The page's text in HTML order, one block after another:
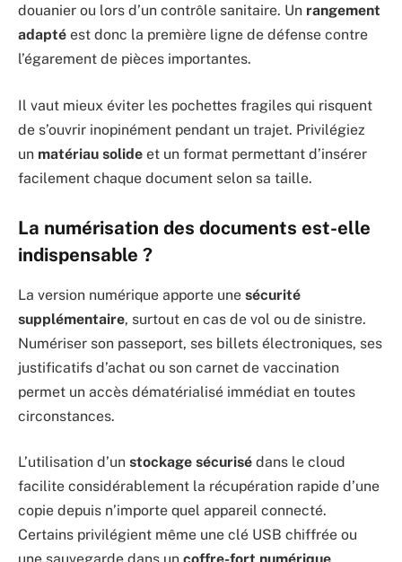
douanier ou lors d’un contrôle sanitaire. Un rangement
adapté est donc la première ligne de défense contre
l’égarement de pièces importantes.
Il vaut mieux éviter les pochettes fragiles qui risquent
de s’ouvrir inopinément pendant un trajet. Privilégiez
un matériau solide et un format permettant d’insérer
facilement chaque document selon sa taille.
La numérisation des documents est-elle
indispensable ?
La version numérique apporte une sécurité
supplémentaire, surtout en cas de vol ou de sinistre.
Numériser son passeport, ses billets électroniques, ses
justificatifs d’achat ou son carnet de vaccination
permet un accès dématérialisé immédiat en toutes
circonstances.
L’utilisation d’un stockage sécurisé dans le cloud
facilite considérablement la récupération rapide d’une
copie depuis n’importe quel appareil connecté.
Certains privilégient même une clé USB chiffrée ou